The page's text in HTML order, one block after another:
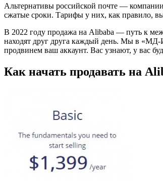
Альтернативы российской почте —
сжатые сроки. Тарифы у них, как правило,
В 2022 году продажа на Alibaba — путь к
находят друг друга каждый день. Мы в «МД-
продвинем ваш аккаунт. Вас узнают, у вас
Как начать продавать на